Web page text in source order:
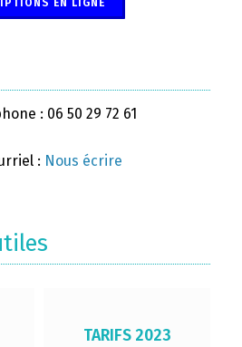
: 06 50 29 72 61
: Nous écrire
TARIFS 2023